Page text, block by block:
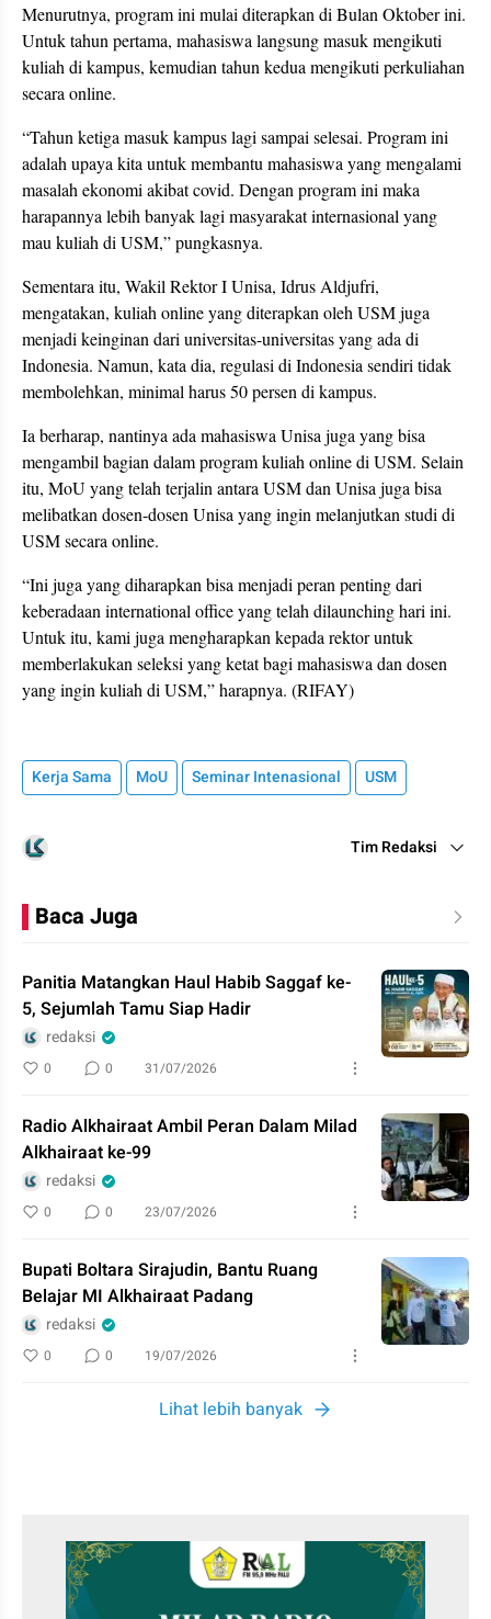
Menurutnya, program ini mulai diterapkan di Bulan Oktober ini.
Untuk tahun pertama, mahasiswa langsung masuk mengikuti
kuliah di kampus, kemudian tahun kedua mengikuti perkuliahan
secara online.
“Tahun ketiga masuk kampus lagi sampai selesai. Program ini
adalah upaya kita untuk membantu mahasiswa yang mengalami
masalah ekonomi akibat covid. Dengan program ini maka
harapannya lebih banyak lagi masyarakat internasional yang
mau kuliah di USM,” pungkasnya.
Sementara itu, Wakil Rektor I Unisa, Idrus Aldjufri,
mengatakan, kuliah online yang diterapkan oleh USM juga
menjadi keinginan dari universitas-universitas yang ada di
Indonesia. Namun, kata dia, regulasi di Indonesia sendiri tidak
membolehkan, minimal harus 50 persen di kampus.
Ia berharap, nantinya ada mahasiswa Unisa juga yang bisa
mengambil bagian dalam program kuliah online di USM. Selain
itu, MoU yang telah terjalin antara USM dan Unisa juga bisa
melibatkan dosen-dosen Unisa yang ingin melanjutkan studi di
USM secara online.
“Ini juga yang diharapkan bisa menjadi peran penting dari
keberadaan international office yang telah dilaunching hari ini.
Untuk itu, kami juga mengharapkan kepada rektor untuk
memberlakukan seleksi yang ketat bagi mahasiswa dan dosen
yang ingin kuliah di USM,” harapnya. (RIFAY)
Kerja Sama MoU Seminar Intenasional USM
Tim Redaksi
Baca Juga
Panitia Matangkan Haul Habib Saggaf ke-
5, Sejumlah Tamu Siap Hadir
redaksi
0 0 31/07/2026
Radio Alkhairaat Ambil Peran Dalam Milad
Alkhairaat ke-99
redaksi
0 0 23/07/2026
Bupati Boltara Sirajudin, Bantu Ruang
Belajar MI Alkhairaat Padang
redaksi
0 0 19/07/2026
Lihat lebih banyak